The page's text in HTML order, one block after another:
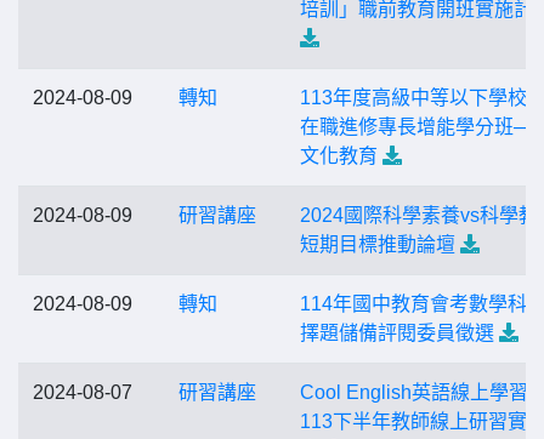
培訓」職前教育開班實施計
2024-08-09 轉知
113年度高級中等以下學校
在職進修專長增能學分班─
文化教育
2024-08-09 研習講座
2024國際科學素養vs科學教
短期目標推動論壇
2024-08-09 轉知
114年國中教育會考數學科
擇題儲備評閱委員徵選
2024-08-07 研習講座
Cool English英語線上學習
113下半年教師線上研習實